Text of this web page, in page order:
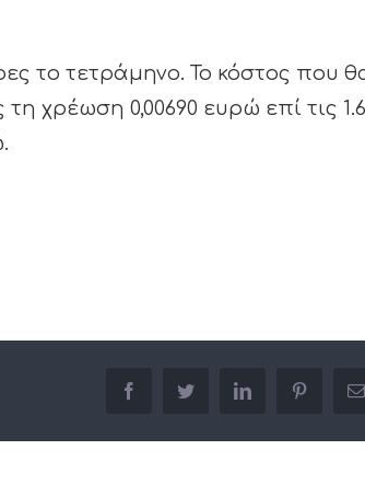
το τετράμηνο. Το κόστος που
χρέωση 0,00690 ευρώ επί τις
facebooktwitter linkedin pinterest